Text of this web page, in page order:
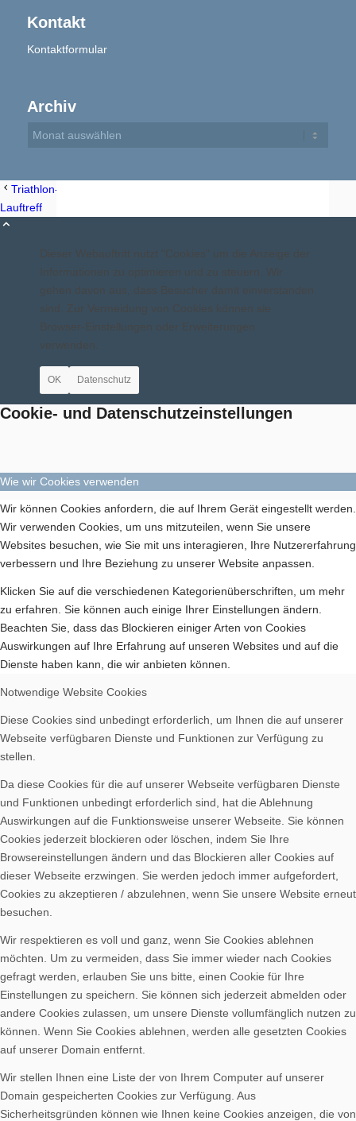
Aktuelles
Bilder BSA
Downloads
Mitgliedschaft
Spenden
Vereinsheim mieten
Menü
Kontakt
Kontaktformular
Archiv
Triathlon-Team: Montags-Lauftreff
Lauftreff
Dieser Webauftritt nutzt "Cookies" um die Anzeige der
Informationen zu optimieren und zu steuern. Wir
gehen davon aus, dass Besucher damit einverstanden
sind. Zur Vermeidung von Cookies können sie
Browser-Einstellungen oder Erweiterungen
verwenden.
OK Datenschutz
Cookie- und Datenschutzeinstellungen
Wie wir Cookies verwenden
Wir können Cookies anfordern, die auf Ihrem Gerät eingestellt werden.
Wir verwenden Cookies, um uns mitzuteilen, wenn Sie unsere
Websites besuchen, wie Sie mit uns interagieren, Ihre Nutzererfahrung
verbessern und Ihre Beziehung zu unserer Website anpassen.
Klicken Sie auf die verschiedenen Kategorienüberschriften, um mehr
zu erfahren. Sie können auch einige Ihrer Einstellungen ändern.
Beachten Sie, dass das Blockieren einiger Arten von Cookies
Auswirkungen auf Ihre Erfahrung auf unseren Websites und auf die
Dienste haben kann, die wir anbieten können.
Notwendige Website Cookies
Diese Cookies sind unbedingt erforderlich, um Ihnen die auf unserer
Webseite verfügbaren Dienste und Funktionen zur Verfügung zu
stellen.
Da diese Cookies für die auf unserer Webseite verfügbaren Dienste
und Funktionen unbedingt erforderlich sind, hat die Ablehnung
Auswirkungen auf die Funktionsweise unserer Webseite. Sie können
Cookies jederzeit blockieren oder löschen, indem Sie Ihre
Browsereinstellungen ändern und das Blockieren aller Cookies auf
dieser Webseite erzwingen. Sie werden jedoch immer aufgefordert,
Cookies zu akzeptieren / abzulehnen, wenn Sie unsere Website erneut
besuchen.
Wir respektieren es voll und ganz, wenn Sie Cookies ablehnen
möchten. Um zu vermeiden, dass Sie immer wieder nach Cookies
gefragt werden, erlauben Sie uns bitte, einen Cookie für Ihre
Einstellungen zu speichern. Sie können sich jederzeit abmelden oder
andere Cookies zulassen, um unsere Dienste vollumfänglich nutzen zu
können. Wenn Sie Cookies ablehnen, werden alle gesetzten Cookies
auf unserer Domain entfernt.
Wir stellen Ihnen eine Liste der von Ihrem Computer auf unserer
Domain gespeicherten Cookies zur Verfügung. Aus
Sicherheitsgründen können wie Ihnen keine Cookies anzeigen, die von